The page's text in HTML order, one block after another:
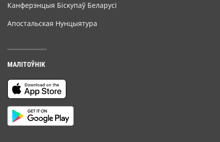
Канферэнцыя Біскупаў Беларусі
Апостальская Нунцыятура
МАЛІТОЎНІК